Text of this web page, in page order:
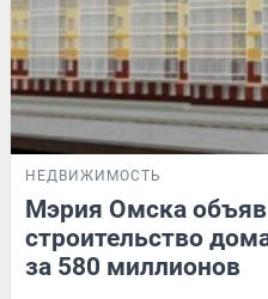
НЕДВИЖИМОСТЬ
Мэрия Омска
строительство
за 580 миллионов